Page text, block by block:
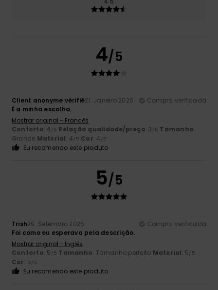
4/5
Client anonyme vérifié21. Janeiro 2026
Compra verificada
É a minha escolha.
Mostrar original - Francês
Conforto: 4 /5 Relação qualidade/preço: 3 /5 Tamanho:
Grande Material: 4/5 Cor: 4 /5
Eu recomendo este produto
5/5
Trish29. Setembro 2025
Compra verificada
Foi como eu esperava pela descrição.
Mostrar original - Inglês
Conforto: 5 /5 Tamanho: Tamanho perfeito Material: 5/5
Cor: 5/5
Eu recomendo este produto